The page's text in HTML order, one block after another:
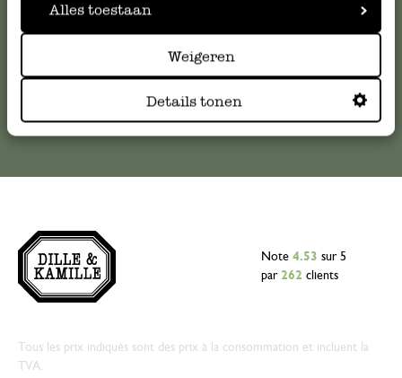
Alles toestaan
Weigeren
Details tonen
Service client en ligne
Note 4.53 sur 5
par 262 clients
Tous les prix indiqués sont des prix à la consommation et incluent la
TVA.